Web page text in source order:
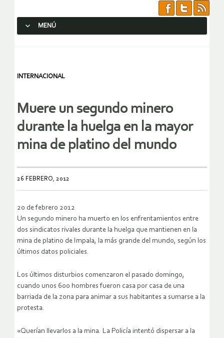
MENÚ
INTERNACIONAL
Muere un segundo minero
durante la huelga en la mayor
mina de platino del mundo
26 FEBRERO, 2012
20 de febrero 2012
Un segundo minero ha muerto en los enfrentamientos entre
dos sindicatos rivales durante la huelga que mantienen en la
mina de platino de Impala, la más grande del mundo, según los
últimos datos policiales.
Los últimos disturbios comenzaron el pasado domingo,
cuando unos 600 hombres fueron casa por casa de una
barriada de la zona para animar a sus habitantes a sumarse a la
protesta.
«Querían llevarlos a la mina. La Policía intentó dispersar a la